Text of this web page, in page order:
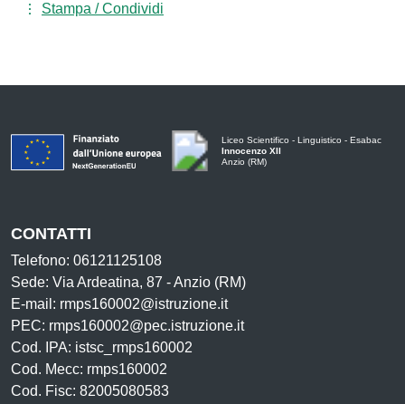
Stampa / Condividi
Liceo Scientifico - Linguistico - Esabac
Innocenzo XII
Anzio (RM)
CONTATTI
Telefono: 06121125108
Sede: Via Ardeatina, 87 - Anzio (RM)
E-mail: rmps160002@istruzione.it
PEC: rmps160002@pec.istruzione.it
Cod. IPA: istsc_rmps160002
Cod. Mecc: rmps160002
Cod. Fisc: 82005080583